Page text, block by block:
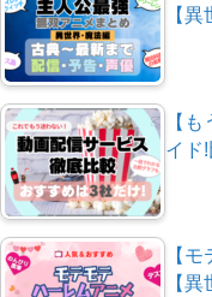
【
【
イド
【
【異